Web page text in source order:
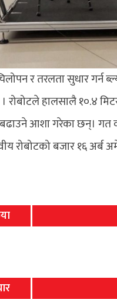
र तरलता सुधार गर्न
रोबोटले हालसालै १०.४
बढाउने आशा गरेका छन्। गत
रोबोटको बजार १६ अर्ब